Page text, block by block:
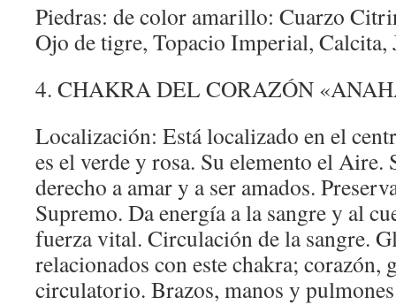
Piedras: de color amarillo: Cuarzo
Ojo de tigre, Topacio Imperial, Calcita,
4. CHAKRA DEL CORAZÓN
Localización: Está localizado en el
es el verde y rosa. Su elemento el Aire.
derecho a amar y a ser amados.
Supremo. Da energía a la sangre y al
fuerza vital. Circulación de la sangre.
relacionados con este chakra; corazón,
circulatorio. Brazos, manos y pulmones